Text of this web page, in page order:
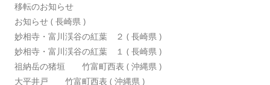
移転のお知らせ
お知らせ ( 長崎県 )
妙相寺・富川渓谷の紅葉 ２ ( 長崎県 )
妙相寺・富川渓谷の紅葉 １ ( 長崎県 )
祖納岳の猪垣 竹富町西表 ( 沖縄県 )
大平井戸 竹富町西表 ( 沖縄県 )